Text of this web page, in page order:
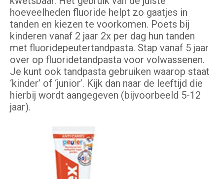
hoeveelheden fluoride helpt zo gaatjes in
tanden en kiezen te voorkomen. Poets bij
kinderen vanaf 2 jaar 2x per dag hun tanden
met fluoridepeutertandpasta. Stap vanaf 5 jaar
over op fluoridetandpasta voor volwassenen.
Je kunt ook tandpasta gebruiken waarop staat
‘kinder’ of ‘junior’. Kijk dan naar de leeftijd die
hierbij wordt aangegeven (bijvoorbeeld 5-12
jaar).